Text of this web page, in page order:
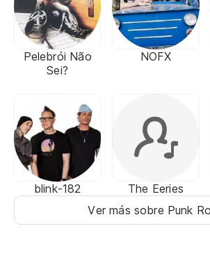
Pelebrói Não
Sei?
NOFX
blink-182 The Eeries
Ver más sobre Punk